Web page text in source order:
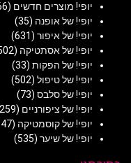
יופי! מוצרים חדשים (2,566)
יופי! של אופנה (35)
יופי! של איפור (631)
יופי! של אסתטיקה (502)
יופי! של הפקות (33)
יופי! של טיפול (502)
יופי! של סלבס (73)
יופי! של ציפורניים (259)
יופי! של קוסמטיקה (547)
יופי! של שיער (535)